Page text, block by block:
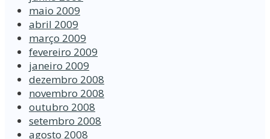
maio 2009
abril 2009
março 2009
fevereiro 2009
janeiro 2009
dezembro 2008
novembro 2008
outubro 2008
setembro 2008
agosto 2008